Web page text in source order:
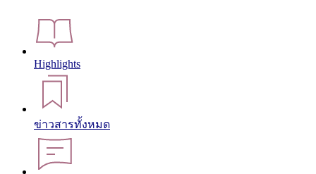
Highlights
ข่าวสารทั้งหมด